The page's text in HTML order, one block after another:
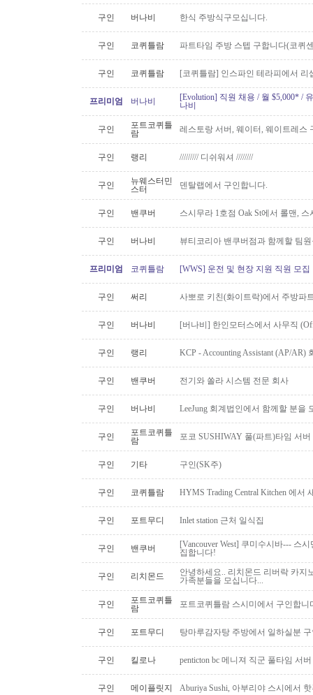
구인 버나비 한식 주방식구모십니다.
구인 코퀴틀람 파트타임 주방 스텝 구합니다(코퀴
구인 코퀴틀람 [코퀴틀람] 인스파인 테라피에서 리
프리미엄 버나비
[Evolution] 직원 채용 / 월 $5,000* /
나비
구인
포트코퀴틀
람
레스토랑 서버, 웨이터, 웨이트레스
구인 랭리 ///////// 디쉬워셔 ////////
구인
뉴웨스터민
스터
덴탈랩에서 구인합니다.
구인 밴쿠버 스시무라 1호점 Oak St에서 롤맨,
구인 버나비 뷰티코리아 밴쿠버점과 함께할 팀
프리미엄 코퀴틀람 [WWS] 운전 및 현장 지원 직원 모집
구인 써리 사뽀로 키친(화이트락)에서 주방파
구인 버나비 [버나비] 한인모터스에서 사무직
구인 랭리 KCP - Accounting Assistant (AP/
구인 밴쿠버 전기와 쏠라 시스템 전문 회사
구인 버나비 LeeJung 회계법인에서 함께할 분을
구인
포트코퀴틀
람
포코 SUSHIWAY 풀(파트)타임 서버
구인 기타 구인(SK주)
구인 코퀴틀람 HYMS Trading Central Kitchen 에
구인 포트무디 Inlet station 근처 일식집
구인 밴쿠버
[Vancouver West] 쿠미수시바--- 스
집합니다!
구인 리치몬드
안녕하세요.. 리치몬드 리버락 카지
가족분들을 모십니다...
구인
포트코퀴틀
람
포트코퀴틀람 스시미에서 구인합니
구인 포트무디 탕마루감자탕 주방에서 일하실분
구인 킬로나 penticton bc 메니져 직군 풀타임 서
구인 메이플릿지 Aburiya Sushi, 아부리야 스시에서